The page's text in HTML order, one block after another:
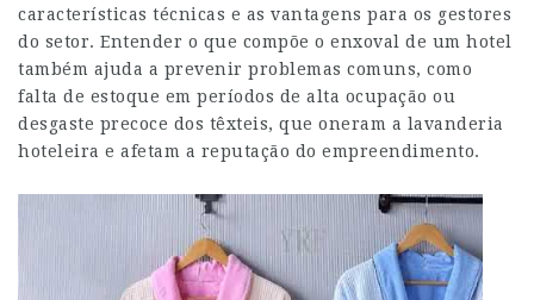
características técnicas e as vantagens para os gestores
do setor. Entender o que compõe o enxoval de um hotel
também ajuda a prevenir problemas comuns, como
falta de estoque em períodos de alta ocupação ou
desgaste precoce dos têxteis, que oneram a lavanderia
hoteleira e afetam a reputação do empreendimento.